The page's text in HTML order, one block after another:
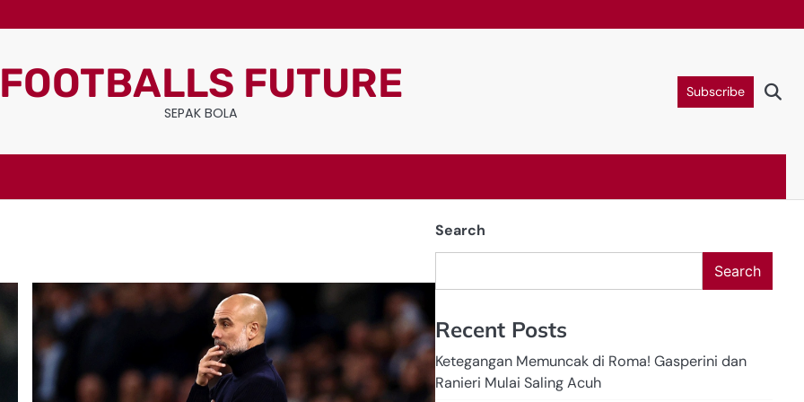
FOOTBALLS FUTURE
SEPAK BOLA
Subscribe
Search
Search
Recent Posts
Ketegangan Memuncak di Roma! Gasperini dan
Ranieri Mulai Saling Acuh